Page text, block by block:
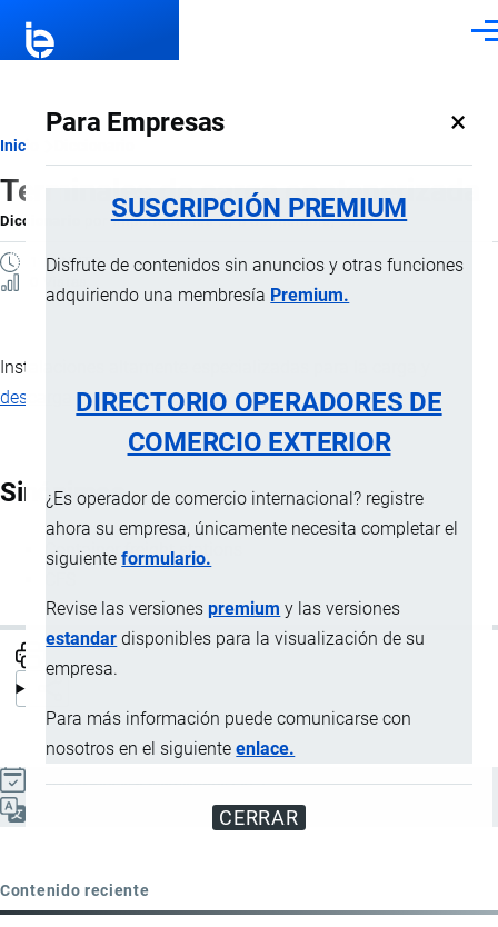
Para Empresas ×
SUSCRIPCIÓN PREMIUM
Disfrute de contenidos sin anuncios y otras funciones
adquiriendo una membresía Premium.
DIRECTORIO OPERADORES DE
COMERCIO EXTERIOR
¿Es operador de comercio internacional? registre
ahora su empresa, únicamente necesita completar el
siguienteformulario.
Revise las versionespremium y las versiones
estandar disponibles para la visualización de su
empresa.
Para más información puede comunicarse con
nosotros en el siguienteenlace.
CERRAR
Ruta
de
navegación
Inicio
Terminales de carga contenerizada
Diccionario porImportaciones …, 8 Septiembre, 2024
1 MINUTO
Instalaciones altamente especializadas para la carga y
descarga
de contenedores.
Sinónimos
Container freight stations
Actualizado el 8 Septiembre, 2024
Contenido reciente